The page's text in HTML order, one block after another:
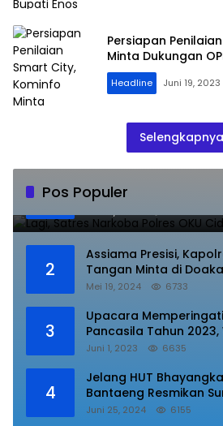
Persiapan
Minta Dukungan
Headline Juni 19, 2023
Selengkapnya
Pos Populer
1
Pengedar Sabu
2
Assiama Presisi,
Tangan Minta di
Mei 19, 2024 6733
3
Upacara
Pancasila Tahun
Lampung Utara
Juni 1, 2023 6635
4
Jelang HUT
Bantaeng Resmikan
Kaloling Bantaeng
Juni 25, 2024 6155